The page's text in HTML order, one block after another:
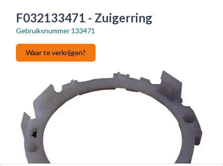
F032133471 - Zuigerring
Gebruiksnummer 133471
Waar te verkrijgen?